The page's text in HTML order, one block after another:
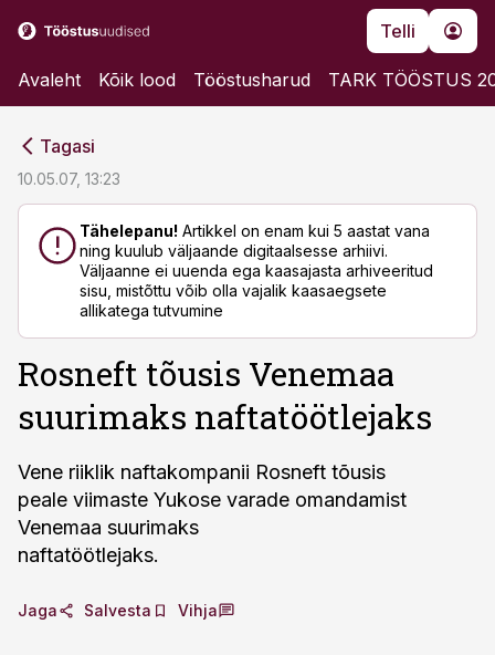
Telli
Avaleht Kõik lood Tööstusharud TARK TÖÖSTUS
Tagasi
10.05.07, 13:23
Tähelepanu! Artikkel on enam kui 5 aastat vana
ning kuulub väljaande digitaalsesse arhiivi.
Väljaanne ei uuenda ega kaasajasta arhiveeritud
sisu, mistõttu võib olla vajalik kaasaegsete
allikatega tutvumine
Rosneft tõusis Venemaa
suurimaks naftatöötlejaks
Vene riiklik naftakompanii Rosneft tõusis
peale viimaste Yukose varade omandamist
Venemaa suurimaks
naftatöötlejaks.
Jaga Salvesta Vihja